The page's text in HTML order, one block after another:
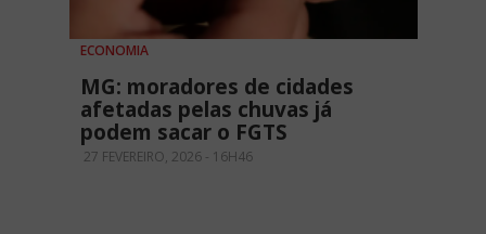
ECONOMIA
MG: moradores de cidades
afetadas pelas chuvas já
podem sacar o FGTS
27 FEVEREIRO, 2026 - 16H46